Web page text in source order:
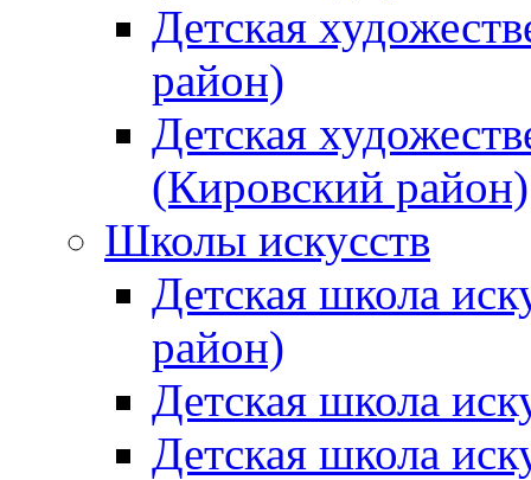
Детская
район)
Детская
(Кировский район)
Школы искусств
Детская школа
район)
Детская школа
Детская школа